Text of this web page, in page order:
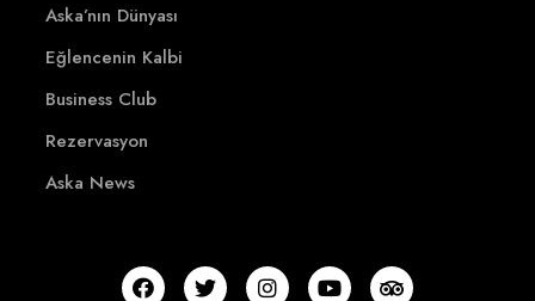
Aska’nın Dünyası
Eğlencenin Kalbi
Business Club
Rezervasyon
Aska News